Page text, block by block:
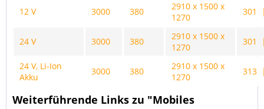
12 V 3000 380
2910 x 1500 x
1270
301
24 V 3000 380
2910 x 1500 x
1270
301
24 V, Li-Ion
Akku
3000 380
2910 x 1500 x
1270
313
Weiterführende Links zu "Mobiles